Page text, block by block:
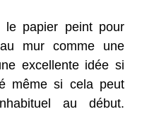
le papier peint pour
mur comme une
excellente idée si
même si cela peut
au début.